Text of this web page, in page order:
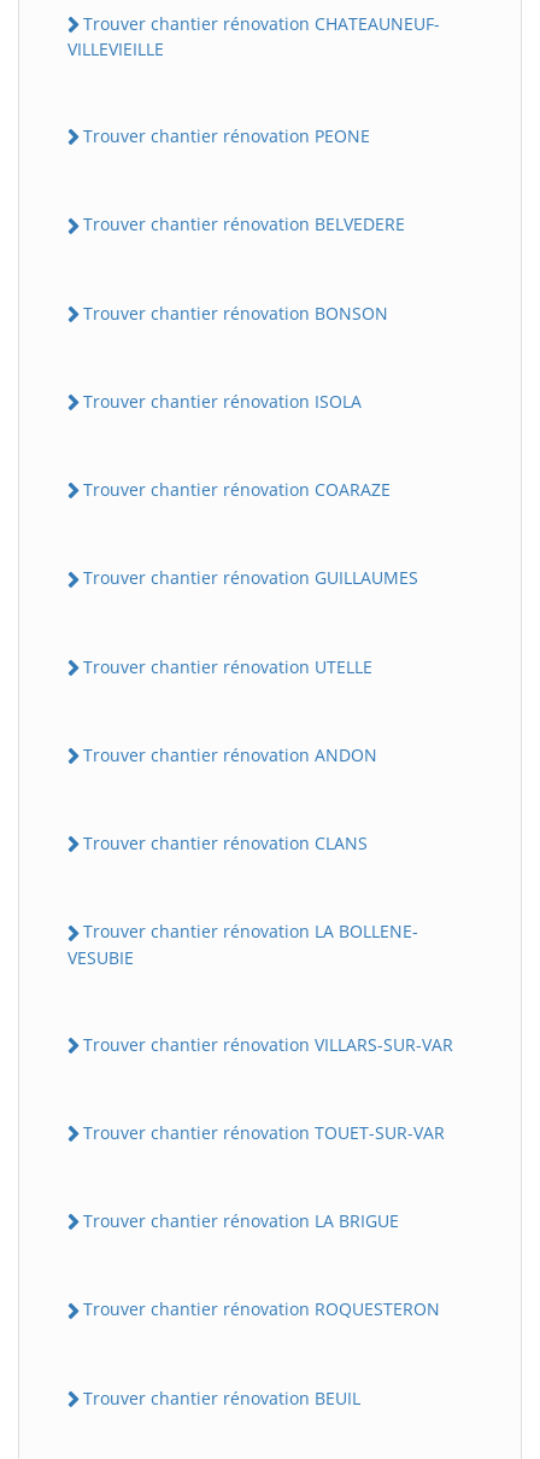
Trouver chantier rénovation CHATEAUNEUF-
VILLEVIEILLE
Trouver chantier rénovation PEONE
Trouver chantier rénovation BELVEDERE
Trouver chantier rénovation BONSON
Trouver chantier rénovation ISOLA
Trouver chantier rénovation COARAZE
Trouver chantier rénovation GUILLAUMES
Trouver chantier rénovation UTELLE
Trouver chantier rénovation ANDON
Trouver chantier rénovation CLANS
Trouver chantier rénovation LA BOLLENE-
VESUBIE
Trouver chantier rénovation VILLARS-SUR-VAR
Trouver chantier rénovation TOUET-SUR-VAR
Trouver chantier rénovation LA BRIGUE
Trouver chantier rénovation ROQUESTERON
Trouver chantier rénovation BEUIL
B Assistant en ligne